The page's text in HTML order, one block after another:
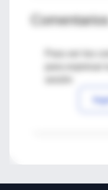
Para ver los